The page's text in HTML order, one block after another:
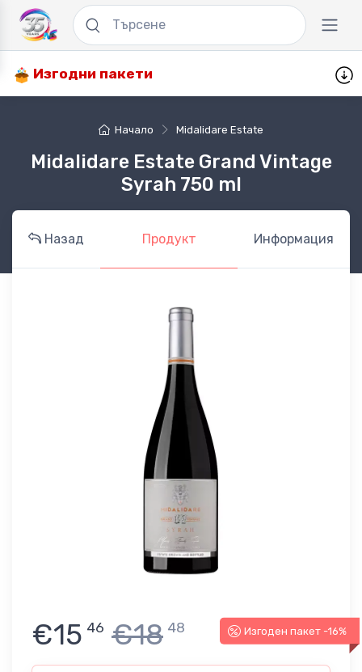
Изгодни пакети
Начало Midalidare Estate
Midalidare Estate Grand Vintage
Syrah 750 ml
Назад Продукт Информация
Изгоден пакет -16%
€15 46 €18 48